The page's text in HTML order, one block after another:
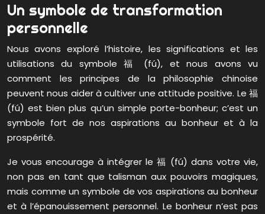
Un symbole de transformation
personnelle
Nous avons exploré l’histoire, les significations et les
utilisations du symbole 福 (fú), et nous avons vu
comment les principes de la philosophie chinoise
peuvent nous aider à cultiver une attitude positive. Le 福
(fú) est bien plus qu’un simple porte-bonheur; c’est un
symbole fort de nos aspirations au bonheur et à la
prospérité.
Je vous encourage à intégrer le 福 (fú) dans votre vie,
non pas en tant que talisman aux pouvoirs magiques,
mais comme un symbole de vos aspirations au bonheur
et à l’épanouissement personnel. Le bonheur n’est pas